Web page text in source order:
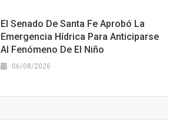
El Senado De Santa Fe Aprobó La
Emergencia Hídrica Para Anticiparse
Al Fenómeno De El Niño
06/08/2026